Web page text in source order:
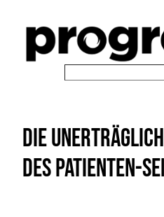
Inhalt
springen
c
h
Die
des Patienten-